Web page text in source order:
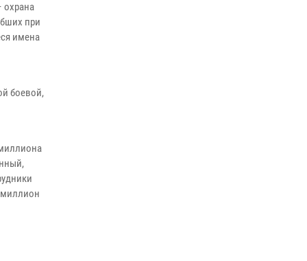
охрана
при
имена
боевой,
миллион